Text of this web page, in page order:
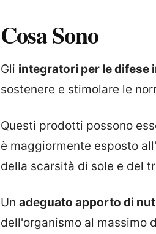
Cosa Sono
Gli integratori per le difese
sostenere e stimolare le
Questi prodotti possono
è maggiormente esposto
della scarsità di sole e del
Un adeguato apporto di
dell'organismo al massimo